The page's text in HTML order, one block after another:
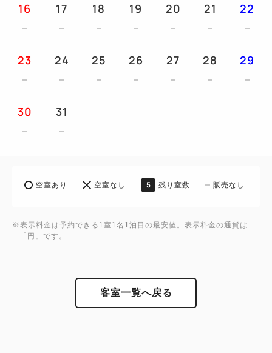
16 17 18 19 20 21 22
23 24 25 26 27 28 29
30 31
空室あり 空室なし 5 残り室数 販売なし
※表示料金は予約できる1室1名1泊目の最安値。表示料金の通貨は
「円」です。
客室一覧へ戻る